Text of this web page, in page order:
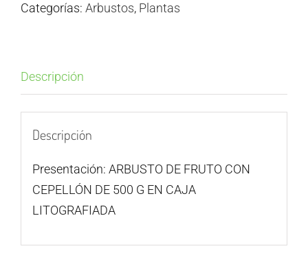
Categorías: Arbustos, Plantas
Descripción
Descripción
Presentación: ARBUSTO DE FRUTO CON
CEPELLÓN DE 500 G EN CAJA
LITOGRAFIADA